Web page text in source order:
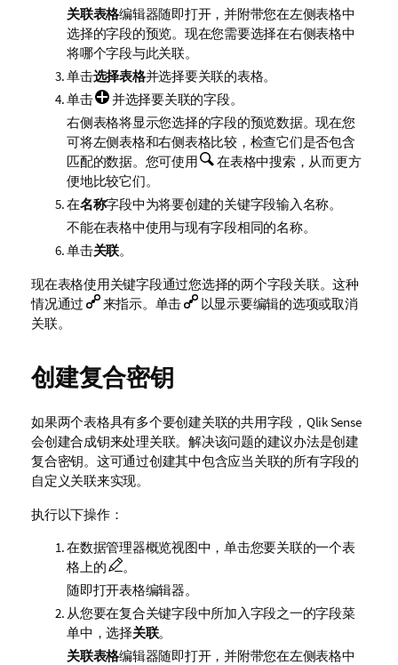
关联表格编辑器随即打开，并附带您在左侧表格中
选择的字段的预览。现在您需要选择在右侧表格中
将哪个字段与此关联。
单击选择表格并选择要关联的表格。
单击
并选择要关联的字段。
右侧表格将显示您选择的字段的预览数据。现在您
可将左侧表格和右侧表格比较，检查它们是否包含
匹配的数据。您可使用
在表格中搜索，从而更方
便地比较它们。
在名称字段中为将要创建的关键字段输入名称。
不能在表格中使用与现有字段相同的名称。
单击关联。
现在表格使用关键字段通过您选择的两个字段关联。这种
情况通过
来指示。单击
以显示要编辑的选项或取消
关联。
创建复合密钥
如果两个表格具有多个要创建关联的共用字段， Qlik Sense
会创建合成钥来处理关联。解决该问题的建议办法是创建
复合密钥。这可通过创建其中包含应当关联的所有字段的
自定义关联来实现。
执行以下操作：
在数据管理器概览视图中，单击您要关联的一个表
格上的
。
随即打开表格编辑器。
从您要在复合关键字段中所加入字段之一的字段菜
单中，选择关联。
关联表格编辑器随即打开，并附带您在左侧表格中